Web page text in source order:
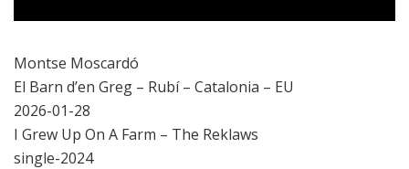
Montse Moscardó
El Barn d’en Greg – Rubí – Catalonia – EU
2026-01-28
I Grew Up On A Farm – The Reklaws
single-2024